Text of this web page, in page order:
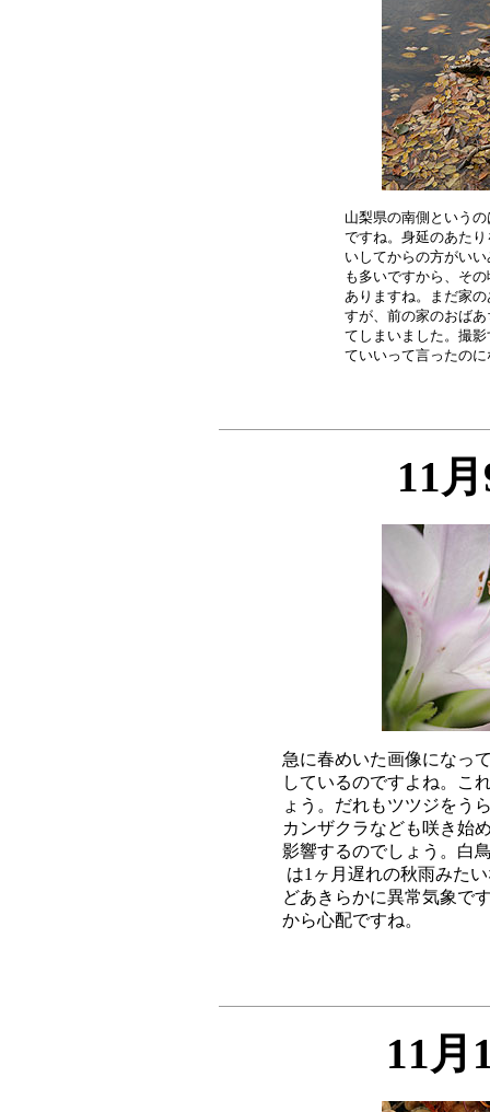
山梨県の南側という
ですね。身延のあた
いしてからの方がい
も多いですから、そ
ありますね。まだ家
すが、前の家のおば
てしまいました。撮
11
急に春めいた画像になっ
しているのですよね。こ
ょう。だれもツツジをう
カンザクラなども咲き始
影響するのでしょう。白
は1ヶ月遅れの秋雨みた
どあきらかに異常気象で
11月